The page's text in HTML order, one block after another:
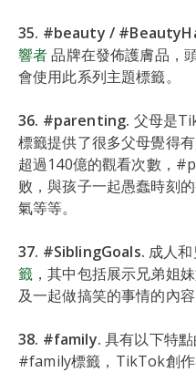
35. #beauty /
響者品牌在發佈護膚品，
會使用此系列主題標籤。
36. #parenting. 父母是
標籤提供了很多父母覺得
超過140億的觀看次數，
败，與孩子一起愚蠢時刻的
氣等等。
37. #SiblingGoals. 成人
籤 ，其中包括展示兄弟姐
及一起做搞笑的事情的內容
38. #family. 具有以下特
#family標籤，TikTok創作